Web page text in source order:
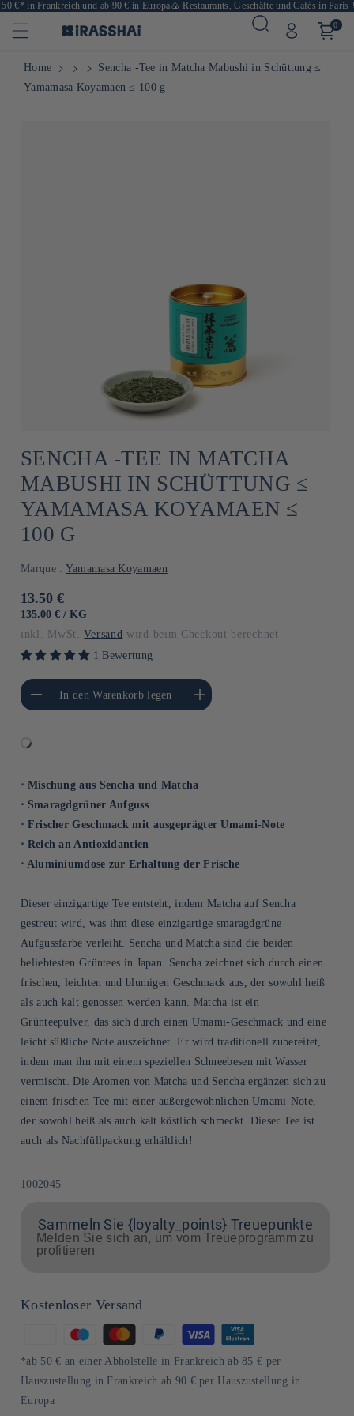
€* in Frankreich und ab 90 € in Europa🍙 Restaurants, Geschäfte und Cafés in Paris🛒
0
Home
Sencha -Tee in Matcha Mabushi in Schüttung ≤
Yamamasa Koyamaen ≤ 100 g
SENCHA -TEE IN MATCHA
MABUSHI IN SCHÜTTUNG ≤
YAMAMASA KOYAMAEN ≤
100 G
Marque : Yamamasa Koyamaen
Normaler
Preis
13.50 €
GRUNDPREIS
135.00 € / PRO
KG
inkl. MwSt.Versand wird beim Checkout berechnet
1 Bewertung
die Menge für
TitleIn den Warenkorb legen
Erhöhe die Menge für Default
Title
⋅ Mischung aus Sencha und Matcha
⋅ Smaragdgrüner Aufguss
⋅ Frischer Geschmack mit ausgeprägter Umami-Note
⋅ Reich an Antioxidantien
⋅ Aluminiumdose zur Erhaltung der Frische
Dieser einzigartige Tee entsteht, indem Matcha auf Sencha
gestreut wird, was ihm diese einzigartige smaragdgrüne
Aufgussfarbe verleiht. Sencha und Matcha sind die beiden
beliebtesten Grüntees in Japan. Sencha zeichnet sich durch einen
frischen, leichten und blumigen Geschmack aus, der sowohl heiß
als auch kalt genossen werden kann. Matcha ist ein
Grünteepulver, das sich durch einen Umami-Geschmack und eine
leicht süßliche Note auszeichnet. Er wird traditionell zubereitet,
indem man ihn mit einem speziellen Schneebesen mit Wasser
vermischt. Die Aromen von Matcha und Sencha ergänzen sich zu
einem frischen Tee mit einer außergewöhnlichen Umami-Note,
der sowohl heiß als auch kalt köstlich schmeckt. Dieser Tee ist
auch als Nachfüllpackung erhältlich!
SKU:
1002045
Sammeln Sie {loyalty_points} Treuepunkte
Melden Sie sich an, um vom Treueprogramm zu
profitieren
Kostenloser Versand
Zahlungsmethoden
*ab 50 € an einer Abholstelle in Frankreich ab 85 € per
Hauszustellung in Frankreich ab 90 € per Hauszustellung in
Europa